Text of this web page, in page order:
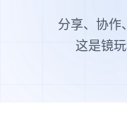
分享、协
这是镜